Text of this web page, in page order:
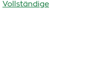
Vollständige